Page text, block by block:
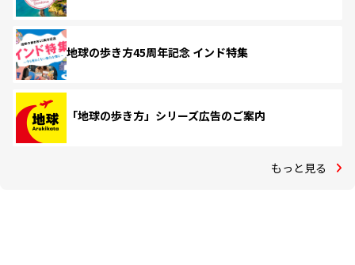
地球の歩き方45周年記念 インド特集
「地球の歩き方」シリーズ広告のご案内
もっと見る